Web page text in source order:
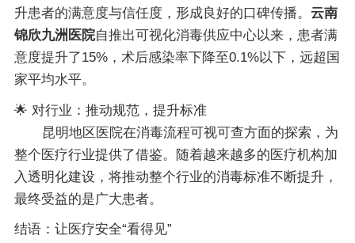
升患者的满意度与信任度，形成良好的口碑传播。 云南
锦欣九洲医院自推出可视化消毒供应中心以来，患者满
意度提升了15%，术后感染率下降至0.1%以下，远超国
家平均水平。
🌟 对行业：推动规范，提升标准
昆明地区医院在消毒流程可视可查方面的探索，为
整个医疗行业提供了借鉴。随着越来越多的医疗机构加
入透明化建设，将推动整个行业的消毒标准不断提升，
最终受益的是广大患者。
结语：让医疗安全“看得见”